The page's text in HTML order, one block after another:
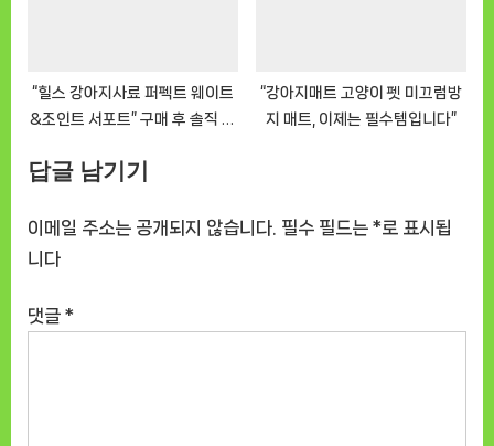
“힐스 강아지사료 퍼펙트 웨이트
&조인트 서포트” 구매 후 솔직 리
“강아지매트 고양이 펫 미끄럼방
지 매트, 이제는 필수템입니다”
답글 남기기
이메일 주소는 공개되지 않습니다. 필수 필드는 *로 표시됩
니다
댓글 *